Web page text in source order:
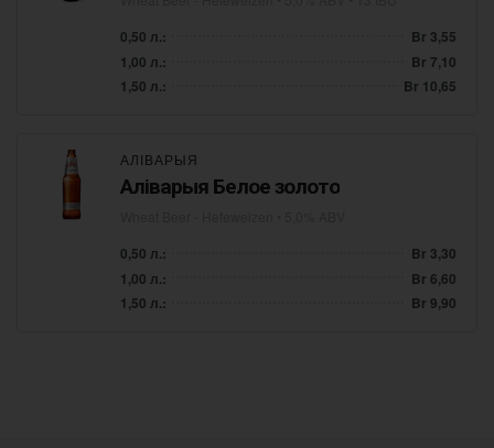
0,50 л.:
Br 3,55
1,00 л.:
Br 7,10
1,50 л.:
Br 10,65
АЛІВАРЫЯ
Аліварыя Белое золото
0,50 л.:
Br 3,30
1,00 л.:
Br 6,60
1,50 л.:
Br 9,90